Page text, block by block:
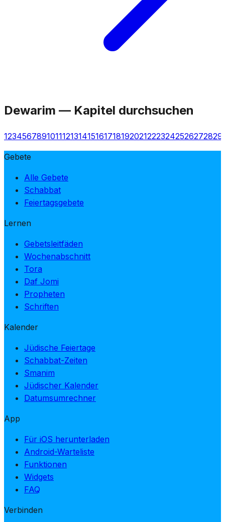
Dewarim — Kapitel durchsuchen
1234567891011121314151617181920212223242526272829
Gebete
Alle Gebete
Schabbat
Feiertagsgebete
Lernen
Gebetsleitfäden
Wochenabschnitt
Tora
Daf Jomi
Propheten
Schriften
Kalender
Jüdische Feiertage
Schabbat-Zeiten
Smanim
Jüdischer Kalender
Datumsumrechner
App
Für iOS herunterladen
Android-Warteliste
Funktionen
Widgets
FAQ
Verbinden